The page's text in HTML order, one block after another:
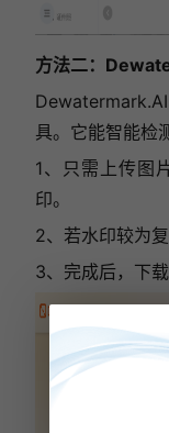
方法二：
具。它能智能检
1、只需上传图
印。
2、若水印较为
3、完成后，下